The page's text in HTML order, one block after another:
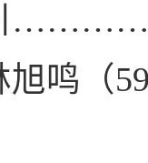
旭鸣（